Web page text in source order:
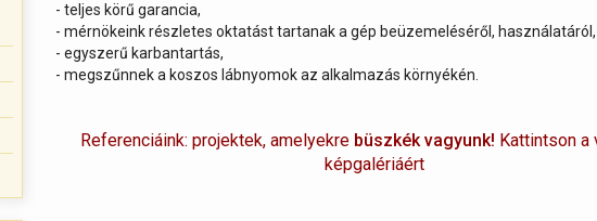
- teljes körű garancia,
- mérnökeink részletes oktatást tartanak a gép beüzemeléséről, használatáról,
- egyszerű karbantartás,
- megszűnnek a koszos lábnyomok az alkalmazás környékén.
Referenciáink: projektek, amelyekre büszkék vagyunk! Kattintson a
képgalériáért